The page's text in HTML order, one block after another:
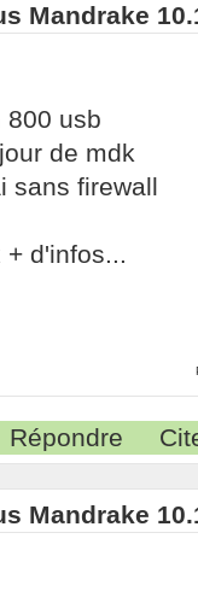
Mandrake
800 usb
de mdk
sans firewall
d'infos...
Répondre
Mandrake